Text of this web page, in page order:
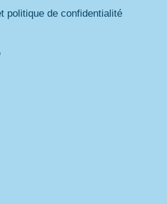
politique de confidentialité